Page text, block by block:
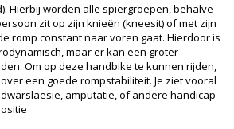
Hierbij worden alle spiergroepen, behalve
zit op zijn knieën (kneesit) of met zijn
romp constant naar voren gaat. Hierdoor is
maar er kan een groter
Om op deze handbike te kunnen rijden,
een goede rompstabiliteit. Je ziet vooral
amputatie, of andere handicap